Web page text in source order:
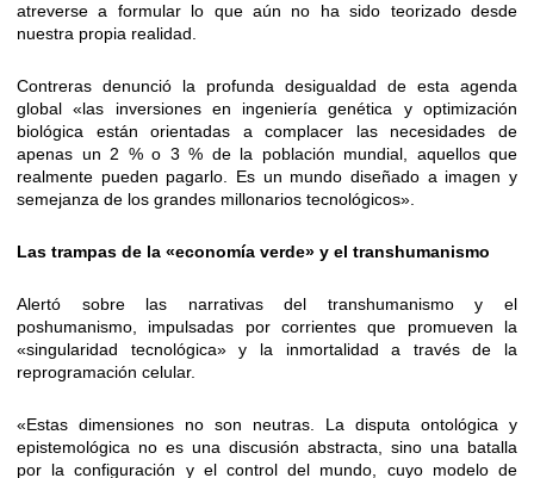
atreverse a formular lo que aún no ha sido teorizado desde
nuestra propia realidad.
Contreras denunció la profunda desigualdad de esta agenda
global «las inversiones en ingeniería genética y optimización
biológica están orientadas a complacer las necesidades de
apenas un 2 % o 3 % de la población mundial, aquellos que
realmente pueden pagarlo. Es un mundo diseñado a imagen y
semejanza de los grandes millonarios tecnológicos».
Las trampas de la «economía verde» y el transhumanismo
Alertó sobre las narrativas del transhumanismo y el
poshumanismo, impulsadas por corrientes que promueven la
«singularidad tecnológica» y la inmortalidad a través de la
reprogramación celular.
«Estas dimensiones no son neutras. La disputa ontológica y
epistemológica no es una discusión abstracta, sino una batalla
por la configuración y el control del mundo, cuyo modelo de